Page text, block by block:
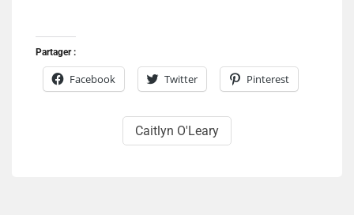
Partager :
Facebook Twitter Pinterest
Caitlyn O'Leary